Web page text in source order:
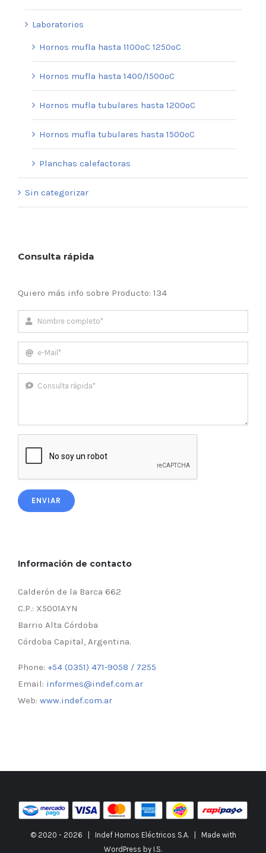
Laboratorios
Hornos mufla hasta 1100ºC 1250ºC
Hornos mufla hasta 1400/1500ºC
Hornos mufla tubulares hasta 1200ºC
Hornos mufla tubulares hasta 1500ºC
Planchas calefactoras
Sin categorizar
Consulta rápida
Quiero más info sobre Producto: 134
ENVIAR
Información de contacto
Calderón de la Barca 662
C.P.: X5001AYN
Barrio Alta Córdoba
Córdoba Capital, Argentina.
Phone: +54 (0351) 471-9058 / 7255
Email: informes@indef.com.ar
Web: www.indef.com.ar
© 2020 - 2026 | Indef Hornos Eléctricos S.A. | Made with
WordPress by I.S.